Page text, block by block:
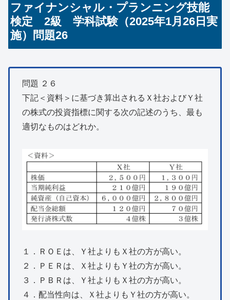
ファイナンシャル・プランニング技能
検定 2級 学科試験（2025年1月26日実
施）問題26
問題 ２６
下記＜資料＞に基づき算出されるＸ社およびＹ社
の株式の投資指標に関する次の記述のうち、最も
適切なものはどれか。
１．ＲＯＥは、Ｙ社よりもＸ社の方が高い。
２．ＰＥＲは、Ｘ社よりもＹ社の方が高い。
３．ＰＢＲは、Ｙ社よりもＸ社の方が高い。
４．配当性向は、Ｘ社よりもＹ社の方が高い。